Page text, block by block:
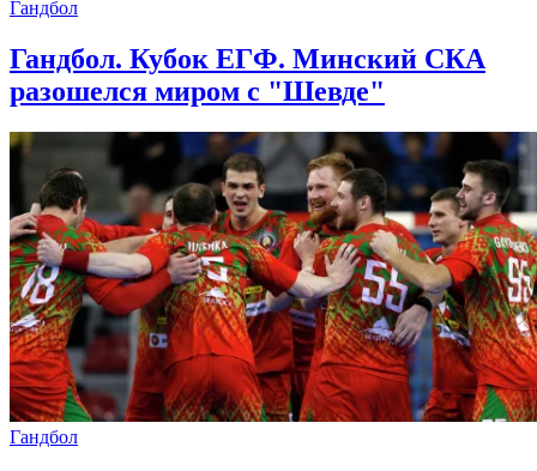
Гандбол
Гандбол. Кубок ЕГФ. Минский СКА
разошелся миром с "Шевде"
Гандбол